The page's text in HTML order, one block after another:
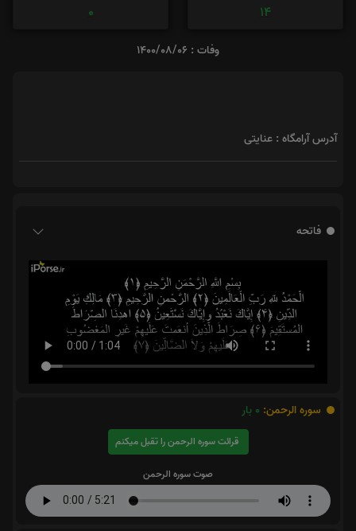
14
0
وفات : 1400/08/06
آدرس آرامگاه : عنایتی
فاتحه
سوره الرحمن: 0 بار
قرائت سوره الرحمن را تقبل میکنم
صوت سوره الرحمن